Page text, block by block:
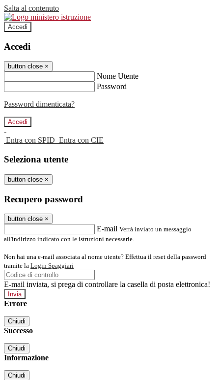
Salta al contenuto
Accedi
Accedi
button close ×
Nome Utente
Password
Password dimenticata?
-
Entra con SPID Entra con CIE
Seleziona utente
button close ×
Recupero password
button close ×
E-mail Verrà inviato un messaggio
all'indirizzo indicato con le istruzioni necessarie.
Non hai una e-mail associata al nome utente? Effettua il reset della password
tramite la Login Spaggiari
E-mail inviata, si prega di controllare la casella di posta elettronica!
Errore
Chiudi
Successo
Chiudi
Informazione
Chiudi